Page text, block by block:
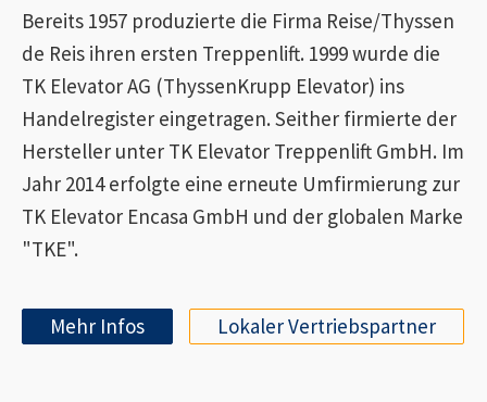
Bereits 1957 produzierte die Firma Reise/Thyssen
de Reis ihren ersten Treppenlift. 1999 wurde die
TK Elevator AG (ThyssenKrupp Elevator) ins
Handelregister eingetragen. Seither firmierte der
Hersteller unter TK Elevator Treppenlift GmbH. Im
Jahr 2014 erfolgte eine erneute Umfirmierung zur
TK Elevator Encasa GmbH und der globalen Marke
"TKE".
Mehr Infos Lokaler Vertriebspartner